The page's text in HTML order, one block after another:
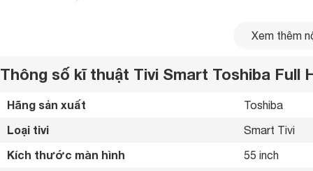
Xem thêm
Thông số kĩ thuật Tivi Smart Toshiba Full
Hãng sản xuất Toshiba
Loại tivi Smart Tivi
Kích thước màn hình 55 inch